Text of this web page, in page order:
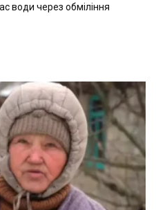
води через обміління